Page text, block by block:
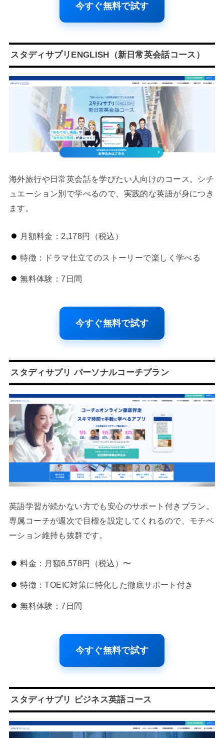
今すぐ無料で試す
スタディサプリENGLISH（新日常英会話コース）
海外旅行や日常英会話を学びたい人向けのコース。シチ
ュエーション別で学べるので、実践的な英語が身につき
ます。
月額料金：2,178円（税込）
特徴：ドラマ仕立てのストーリーで楽しく学べる
無料体験：7日間
今すぐ無料で試す
スタディサプリ パーソナルコーチプラン
英語学習が続かない方でも安心のサポート付きプラン。
専属コーチが週次で目標を設定してくれるので、モチベ
ーション維持も抜群です。
料金：月額6,578円（税込）〜
特徴：TOEIC対策に特化した徹底サポート付き
無料体験：7日間
今すぐ無料で試す
スタディサプリ ビジネス英語コース